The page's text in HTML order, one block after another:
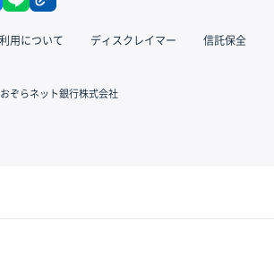
用について ディスクレイマー 信託保全
おぞらネット銀行株式会社